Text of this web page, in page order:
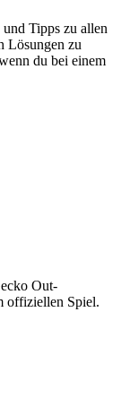
Tipps zu allen
Lösungen zu
du bei einem
Out-
offiziellen Spiel.